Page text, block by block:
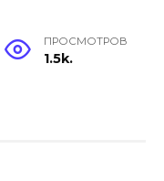
ПРОСМОТРОВ
1.5k.